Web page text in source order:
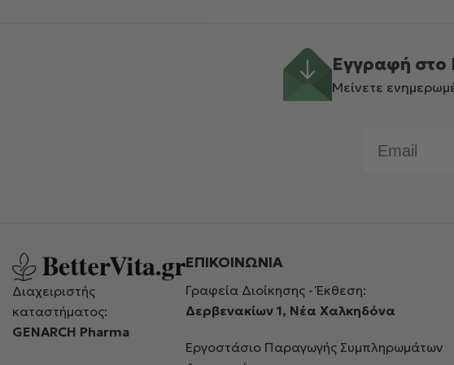
Εγγραφή
Μείνετε
Διαχειριστής
καταστήματος:
GENARCH Pharma
ΕΠΙΚΟΙΝΩΝΙΑ
Γραφεία Διοίκησης - Έκθεση:
Δερβενακίων 1, Νέα Χαλκηδόνα
Εργοστάσιο Παραγωγής Συμπληρωμάτων